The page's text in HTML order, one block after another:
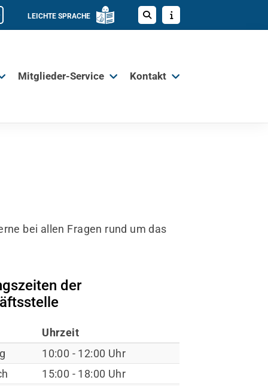
LEICHTE SPRACHE
Mitglieder-Service Kontakt
bei allen Fragen rund um das
der
Uhrzeit
10:00 - 12:00 Uhr
15:00 - 18:00 Uhr